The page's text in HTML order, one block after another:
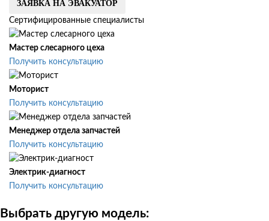
ЗАЯВКА НА ЭВАКУАТОР
Сертифицированные специалисты
Мастер слесарного цеха
Получить консультацию
Моторист
Получить консультацию
Менеджер отдела запчастей
Получить консультацию
Электрик-диагност
Получить консультацию
Выбрать другую модель: